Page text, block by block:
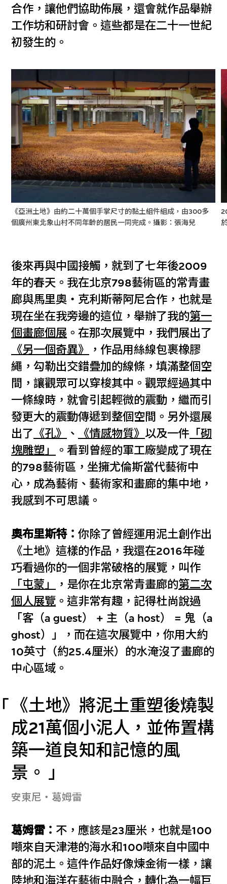
合作，讓他們協助佈展，還會就作品舉辦
工作坊和研討會。這些都是在二十一世紀
初發生的。
《亞洲土地》由約二十萬個手掌尺寸的黏土組件組成，由300多
個廣州東北象山村不同年齡的居民一同完成。攝影：張海兒
後來再與中國接觸，就到了七年後2009
年的春天。我在北京798藝術區的常青畫
廊與馬里奧‧克利斯蒂阿尼合作，也就是
現在坐在我旁邊的這位，舉辦了我的第一
個畫廊個展 。在那次展覽中，我們展出了
《另一個奇異》
，作品用絲線包裹橡膠
繩，勾勒出交錯疊加的線條，填滿整個空
間，讓觀眾可以穿梭其中。觀眾經過其中
一條線時，就會引起輕微的震動，繼而引
發更大的震動傳遞到整個空間。另外還展
出了 《孔》 、 《情感物質》 以及一件 「砌
塊雕塑」
。看到曾經的軍工廠變成了現在
的798藝術區，坐擁尤倫斯當代藝術中
心，成為藝術、藝術家和畫廊的集中地，
我感到不可思議。
奧布里斯特：你除了曾經運用泥土創作出
《土地》這樣的作品，我還在2016年碰
巧看過你的一個非常破格的展覽，叫作
「屯蒙」
，是你在北京常青畫廊的第二次
個人展覽 。這非常有趣，記得杜尚說過
「客（a guest） + 主（a host） = 鬼（a
ghost）」，而在這次展覽中，你用大約
10英寸（約25.4厘米）的水淹沒了畫廊的
中心區域。
《土地》將泥土重塑後燒製
成21萬個小泥人，並佈置構
築一道良知和記憶的風
景。
安東尼‧葛姆雷
葛姆雷： 不，應該是23厘米，也就是100
噸來自天津港的海水和100噸來自中國中
部的泥土。這件作品好像煉金術一樣，讓
陸地和海洋在藝術中融合，轉化為一幅巨